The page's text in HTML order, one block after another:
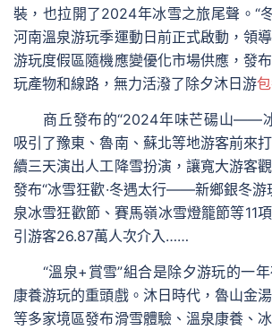
裝，也拉開了2024年冰雪之旅尾聲。“
河南溫泉游玩季運動日前正式啟動，領
游玩度假區隨機應變優化市場供應，發
玩產物和線路，無力活潑了除夕沐日游
商丘發布的“2024年味芒碭山——冰
吸引了豫東、魯南、蘇北等地游客前來
續三天演出人工降雪扮演，讓寬大游客
發布“冰雪狂歡·冬遇太行——新鄉銀冬游
泉冰雪狂歡節、賽馬嶺冰雪燈籠節等11
引游客26.87萬人次介入……
“溫泉+賞雪”組合是除夕游玩的一年
康養游玩的重頭戲。沐日時代，魯山金
等多家境區發布滑雪體驗、溫泉康養、